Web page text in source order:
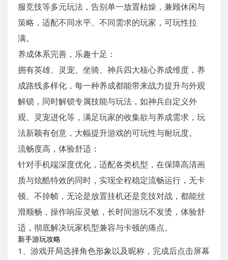
服竞技等多元玩法，告别单一放置枯燥，兼顾休闲与
策略，适配不同水平、不同需求的玩家，可玩性拉
满。
养成体系完善，乐趣十足：
拥有英雄、灵宠、坐骑、神兵四大核心养成维度，养
成路线多样化，每一种养成都能带来战力提升与外观
解锁，同时解锁专属技能与玩法，如神兵自定义外
观、灵宠进化等，满足玩家的收集欲与养成需求，玩
法新颖有创意，大幅提升游戏的可玩性与耐玩度。
流畅度高，体验舒适：
针对手机端深度优化，适配各类机型，在保障高清画
质与炫酷特效的同时，实现全程稳定流畅运行，无卡
顿、不掉帧，无论是放置挂机还是竞技对战，都能丝
滑顺畅，操作响应灵敏，长时间游玩不发烫，体验舒
适，彻底解决玩家机型兼容与卡顿的痛点。
新手游玩攻略
1、游戏开局选择角色形象以及昵称，完成后点击屏幕